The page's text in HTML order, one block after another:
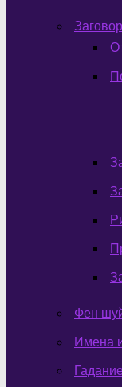
Фен
Имена
Гадание